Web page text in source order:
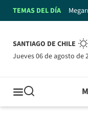
TEMAS DEL DÍA
SANTIAGO DE CHILE
jueves 06 de agosto de